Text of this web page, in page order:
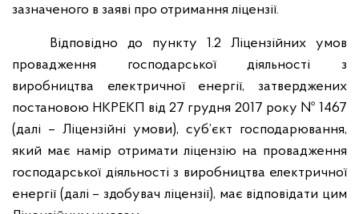
зазначеного в заяві про отримання ліцензії.
Відповідно до пункту 1.2 Ліцензійних умов
провадження господарської діяльності з
виробництва електричної енергії, затверджених
постановою НКРЕКП від 27 грудня 2017 року № 1467
(далі – Ліцензійні умови), суб’єкт господарювання,
який має намір отримати ліцензію на провадження
господарської діяльності з виробництва електричної
енергії (далі – здобувач ліцензії), має відповідати цим